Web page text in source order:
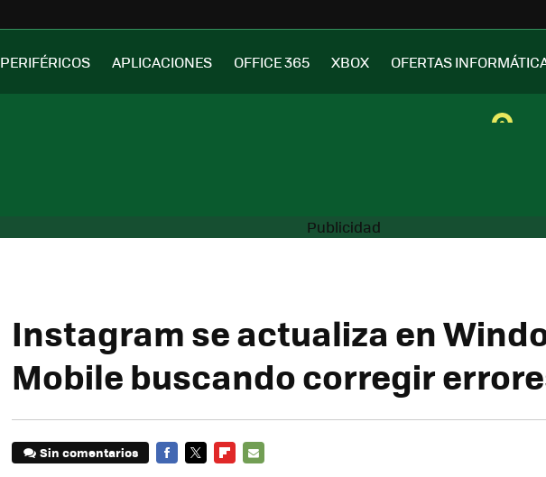
PERIFÉRICOS APLICACIONES OFFICE 365 XBOX OFERTAS
Instagram se actualiza en
Mobile buscando corregir
Sin comentarios